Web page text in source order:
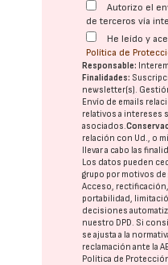
Autorizo el
de terceros vía
He leído y
Política de
Responsable:
Finalidades:
newsletter(s).
Envío de emails
relativos a intereses
asociados.
relación con Ud., o
llevar a cabo las
Los datos pueden
grupo por motivos
Acceso,
portabilidad,
decisiones
nuestro DPD. Si
se ajusta a la
reclamación ante la
Política de